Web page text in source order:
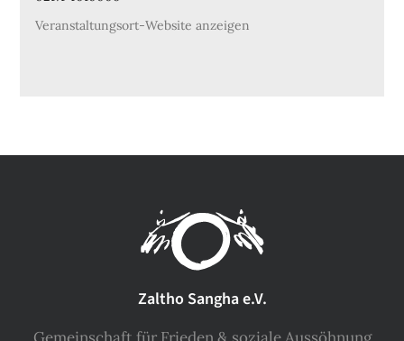
Veranstaltungsort-Website anzeigen
Zaltho Sangha e.V.